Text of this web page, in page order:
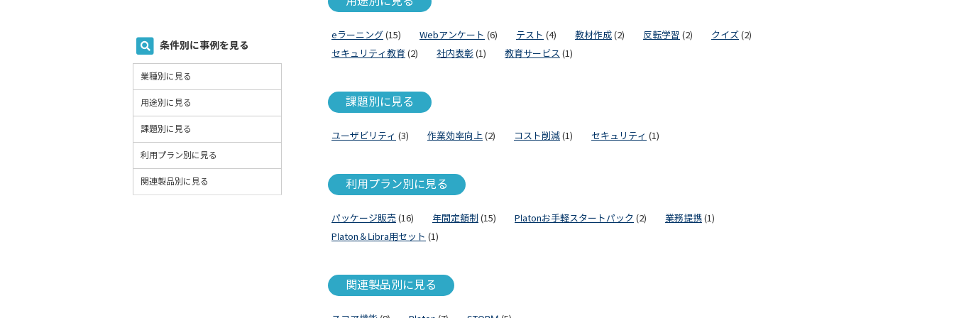
eラーニング (15) Webアンケート (6) テスト (4) 教材作成 (2) 反転学習 (2) クイズ (2)
セキュリティ教育 (2) 社内表彰 (1) 教育サービス (1)
課題別に見る
ユーザビリティ (3) 作業効率向上 (2) コスト削減 (1) セキュリティ (1)
利用プラン別に見る
パッケージ販売 (16) 年間定額制 (15) Platonお手軽スタートパック (2) 業務提携 (1)
Platon＆Libra用セット (1)
関連製品別に見る
条件別に事例を見る
業種別に見る
用途別に見る
課題別に見る
利用プラン別に見る
関連製品別に見る